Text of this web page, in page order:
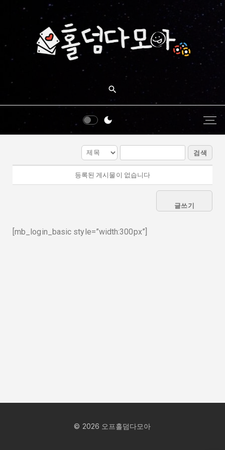
검색
등록된 게시물이 없습니다
글쓰기
[mb_login_basic style=”width:300px”]
© 2026 오프홀덤다모아